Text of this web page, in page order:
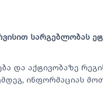
სარგებლობას
და აქტივობაზე
ინფორმაციას